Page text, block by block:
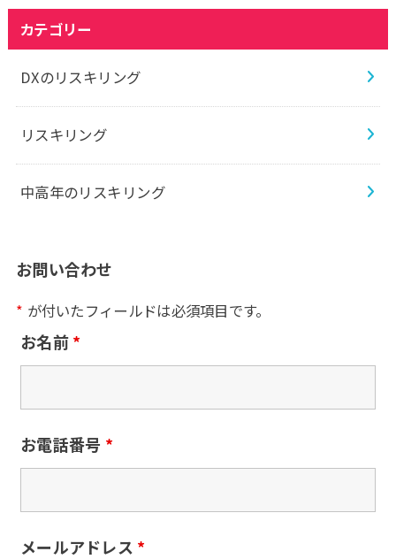
カテゴリー
DXのリスキリング
リスキリング
中高年のリスキリング
お問い合わせ
* が付いたフィールドは必須項目です。
お名前*
お電話番号 *
メールアドレス *